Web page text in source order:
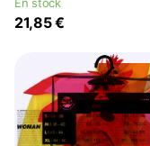
21,85 €